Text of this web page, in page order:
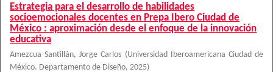
Estrategia para el desarrollo de habilidades
socioemocionales docentes en Prepa Ibero Ciudad de
México : aproximación desde el enfoque de la innovación
educativa
Amezcua Santillán, Jorge Carlos (Universidad Iberoamericana Ciudad de
México. Departamento de Diseño, 2025)